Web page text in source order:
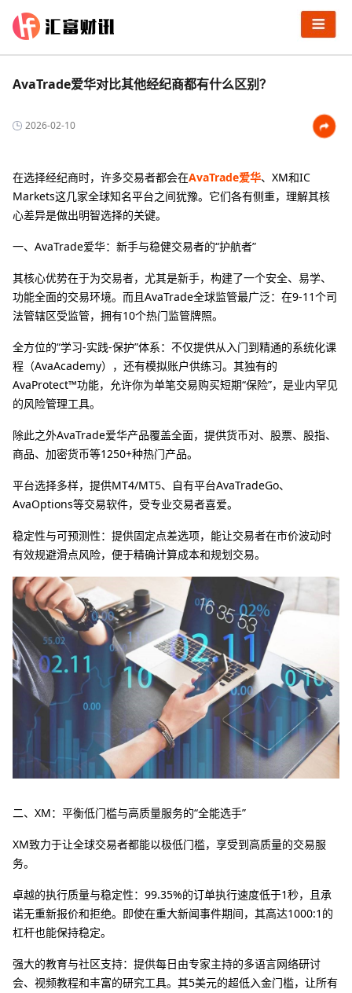
AvaTrade爱华对比其他经纪商都有什么区别？
2026-02-10
在选择经纪商时，许多交易者都会在AvaTrade爱华、XM和IC
Markets这几家全球知名平台之间犹豫。它们各有侧重，理解其核
心差异是做出明智选择的关键。
一、AvaTrade爱华：新手与稳健交易者的“护航者”
其核心优势在于为交易者，尤其是新手，构建了一个安全、易学、
功能全面的交易环境。而且AvaTrade全球监管最广泛：在9-11个司
法管辖区受监管，拥有10个热门监管牌照。
全方位的“学习-实践-保护”体系：不仅提供从入门到精通的系统化课
程（AvaAcademy），还有模拟账户供练习。其独有的
AvaProtect™功能，允许你为单笔交易购买短期“保险”，是业内罕见
的风险管理工具。
除此之外AvaTrade爱华产品覆盖全面，提供货币对、股票、股指、
商品、加密货币等1250+种热门产品。
平台选择多样，提供MT4/MT5、自有平台AvaTradeGo、
AvaOptions等交易软件，受专业交易者喜爱。
稳定性与可预测性：提供固定点差选项，能让交易者在市价波动时
有效规避滑点风险，便于精确计算成本和规划交易。
二、XM：平衡低门槛与高质量服务的“全能选手”
XM致力于让全球交易者都能以极低门槛，享受到高质量的交易服
务。
卓越的执行质量与稳定性：99.35%的订单执行速度低于1秒，且承
诺无重新报价和拒绝。即使在重大新闻事件期间，其高达1000:1的
杠杆也能保持稳定。
强大的教育与社区支持：提供每日由专家主持的多语言网络研讨
会、视频教程和丰富的研究工具。其5美元的超低入金门槛，让所有